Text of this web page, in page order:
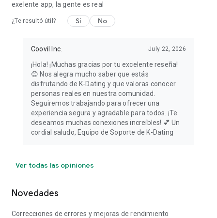
exelente app, la gente es real
¿Te resultó útil? Sí No
Coovil Inc. July 22, 2026
¡Hola! ¡Muchas gracias por tu excelente reseña!
😊 Nos alegra mucho saber que estás
disfrutando de K-Dating y que valoras conocer
personas reales en nuestra comunidad.
Seguiremos trabajando para ofrecer una
experiencia segura y agradable para todos. ¡Te
deseamos muchas conexiones increíbles! 💕 Un
cordial saludo, Equipo de Soporte de K-Dating
Ver todas las opiniones
Novedades
Correcciones de errores y mejoras de rendimiento